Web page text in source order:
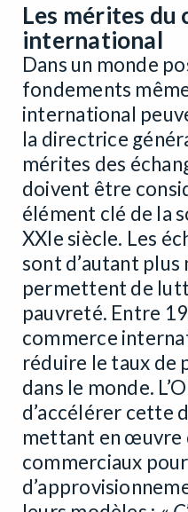
Les mérites du
international
Dans un monde
fondements
international
la directrice
mérites des
doivent être
élément clé de la
XXIe siècle. Les
sont d’autant plus
permettent de
pauvreté. Entre
commerce
réduire le taux de
dans le monde.
d’accélérer cette
mettant en œuvre
commerciaux